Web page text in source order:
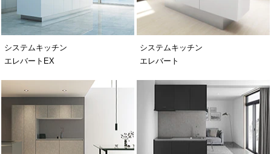
システムキッチン
エレバートEX
システムキッチン
エレバート